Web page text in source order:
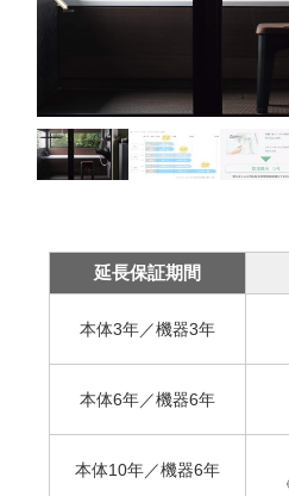
延長保証期間
本体3年／機器3年
本体6年／機器6年
本体10年／機器6年